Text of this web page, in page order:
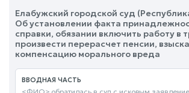
Елабужский городской суд
Об установлении факта
справки, обязании включить работу в
произвести перерасчет пенсии,
компенсацию морального вреда
ВВОДНАЯ ЧАСТЬ